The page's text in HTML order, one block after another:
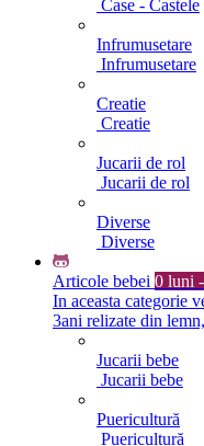
Case - Castele
Infrumusetare
Infrumusetare
Creatie
Creatie
Jucarii de rol
Jucarii de rol
Diverse
Diverse
Articole bebei 0 luni
In aceasta categorie
3ani relizate din
Jucarii bebe
Jucarii bebe
Puericultură
Puericultură